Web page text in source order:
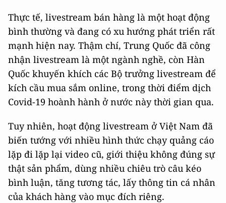
Thực tế, livestream bán hàng là một hoạt động
bình thường và đang có xu hướng phát triển rất
mạnh hiện nay. Thậm chí, Trung Quốc đã công
nhận livestream là một ngành nghề, còn Hàn
Quốc khuyến khích các Bộ trưởng livestream để
kích cầu mua sắm online, trong thời điểm dịch
Covid-19 hoành hành ở nước này thời gian qua.
Tuy nhiên, hoạt động livestream ở Việt Nam đã
biến tướng với nhiều hình thức chạy quảng cáo
lặp đi lặp lại video cũ, giới thiệu không đúng sự
thật sản phẩm, dùng nhiều chiêu trò câu kéo
bình luận, tăng tương tác, lấy thông tin cá nhân
của khách hàng vào mục đích riêng.